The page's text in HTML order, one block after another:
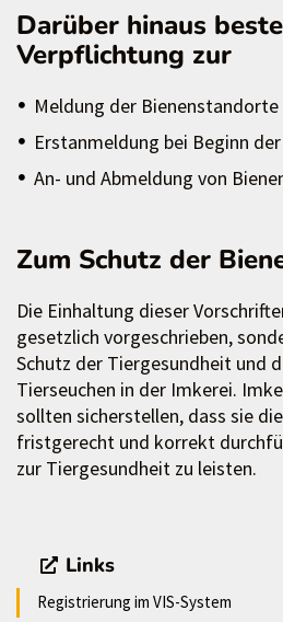
Darüber hinaus
Verpflichtung zur
Meldung der Bienenstandorte
Erstanmeldung bei Beginn
An- und Abmeldung von
Zum Schutz der
Die Einhaltung dieser
gesetzlich vorgeschrieben,
Schutz der Tiergesundheit und
Tierseuchen in der Imkerei.
sollten sicherstellen, dass sie
fristgerecht und korrekt
zur Tiergesundheit zu leisten.
Links
Registrierung im VIS-System